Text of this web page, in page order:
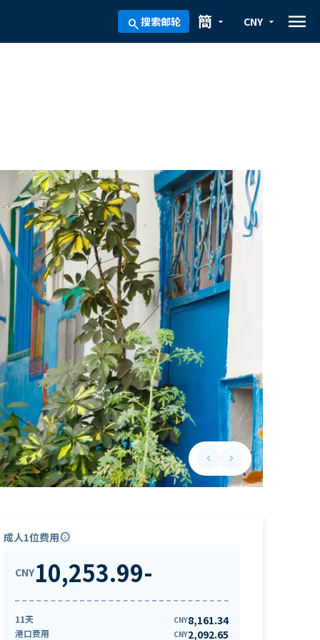
search搜索邮轮 arrow_drop_down
簡 arrow_drop_down
CNY menu
keyboard_arrow_leftPrevious slide
keyboard_arrow_rightNext slide
成人1位费用info
CNY10,253.99-
11天 CNY8,161.34
港口费用 CNY2,092.65